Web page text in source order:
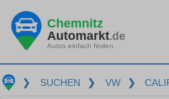
Chemnitz
Automarkt.de
Autos einfach finden
❯ SUCHEN ❯ VW ❯